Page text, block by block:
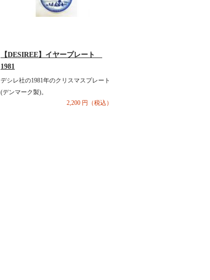
【DESIREE】イヤープレート
1981
デシレ社の1981年のクリスマスプレート
(デンマーク製)。
2,200 円（税込）